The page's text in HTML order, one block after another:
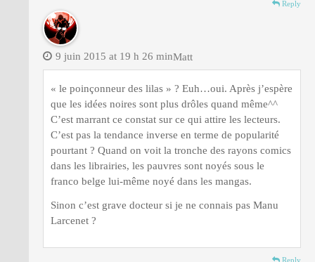
Reply
Matt
9 juin 2015 at 19 h 26 min
« le poinçonneur des lilas » ? Euh…oui. Après j’espère
que les idées noires sont plus drôles quand même^^
C’est marrant ce constat sur ce qui attire les lecteurs.
C’est pas la tendance inverse en terme de popularité
pourtant ? Quand on voit la tronche des rayons comics
dans les librairies, les pauvres sont noyés sous le
franco belge lui-même noyé dans les mangas.
Sinon c’est grave docteur si je ne connais pas Manu
Larcenet ?
Reply